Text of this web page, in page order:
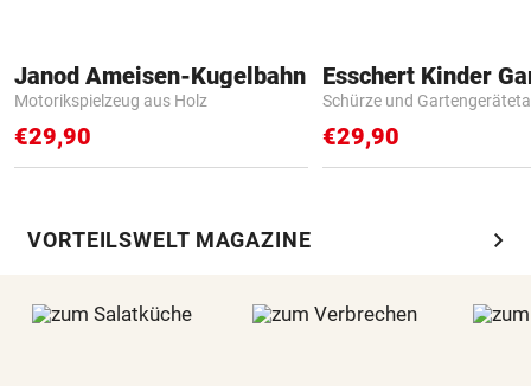
Janod Ameisen-Kugelbahn
Motorikspielzeug aus Holz
€29,90
Schürze und
€29,90
VORTEILSWELT MAGAZINE chevron_right